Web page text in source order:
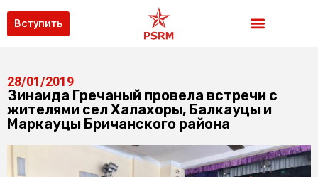
Вступить
28/01/2019
Зинаида Гречаный провела встречи с
жителями сел Халахоры, Балкауцы и
Маркауцы Бричанского района